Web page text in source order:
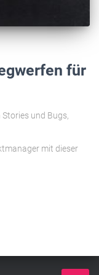
für
und Bugs,
mit dieser